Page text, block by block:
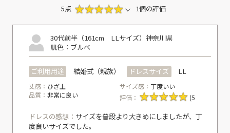
5点 1個の評価
30代前半（161cm LLサイズ） 神奈川県
肌色：ブルべ
ご利用用途 結婚式（親族） ドレスサイズ LL
丈感： ひざ上 サイズ感：丁度いい
品質： 非常に良い 評価： (5
ドレスの感想： サイズを普段より大きめにしましたが、丁
度良いサイズでした。